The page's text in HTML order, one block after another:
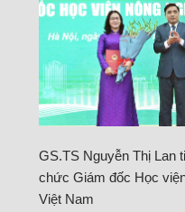
GS.TS Nguyễn Thị Lan
chức Giám đốc Học
Việt Nam